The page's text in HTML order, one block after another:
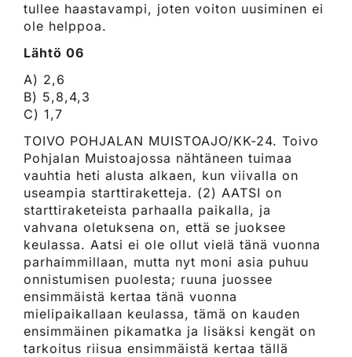
tullee haastavampi, joten voiton uusiminen ei
ole helppoa.
Lähtö 06
A) 2,6
B) 5,8,4,3
C) 1,7
TOIVO POHJALAN MUISTOAJO/KK-24. Toivo
Pohjalan Muistoajossa nähtäneen tuimaa
vauhtia heti alusta alkaen, kun viivalla on
useampia starttiraketteja. (2) AATSI on
starttiraketeista parhaalla paikalla, ja
vahvana oletuksena on, että se juoksee
keulassa. Aatsi ei ole ollut vielä tänä vuonna
parhaimmillaan, mutta nyt moni asia puhuu
onnistumisen puolesta; ruuna juossee
ensimmäistä kertaa tänä vuonna
mielipaikallaan keulassa, tämä on kauden
ensimmäinen pikamatka ja lisäksi kengät on
tarkoitus riisua ensimmäistä kertaa tällä